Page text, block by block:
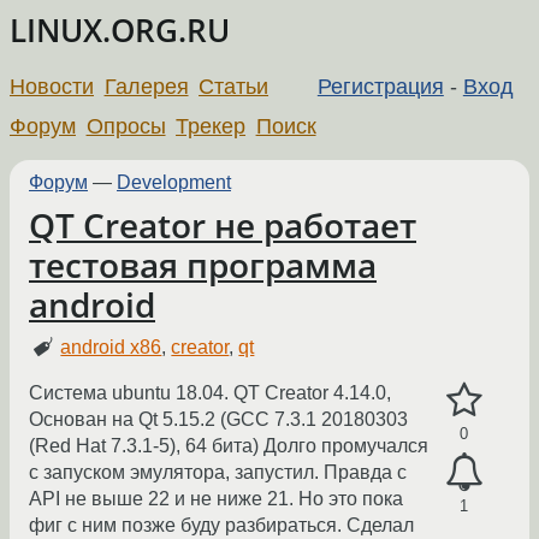
LINUX.ORG.RU
Регистрация - Вход
Новости Галерея Статьи
Форум Опросы Трекер Поиск
Форум — Development
QT Creator не работает
тестовая программа
android
android x86,creator,qt
0
1
Система ubuntu 18.04. QT Creator 4.14.0,
Основан на Qt 5.15.2 (GCC 7.3.1 20180303
(Red Hat 7.3.1-5), 64 бита) Долго промучался
с запуском эмулятора, запустил. Правда с
API не выше 22 и не ниже 21. Но это пока
фиг с ним позже буду разбираться. Сделал